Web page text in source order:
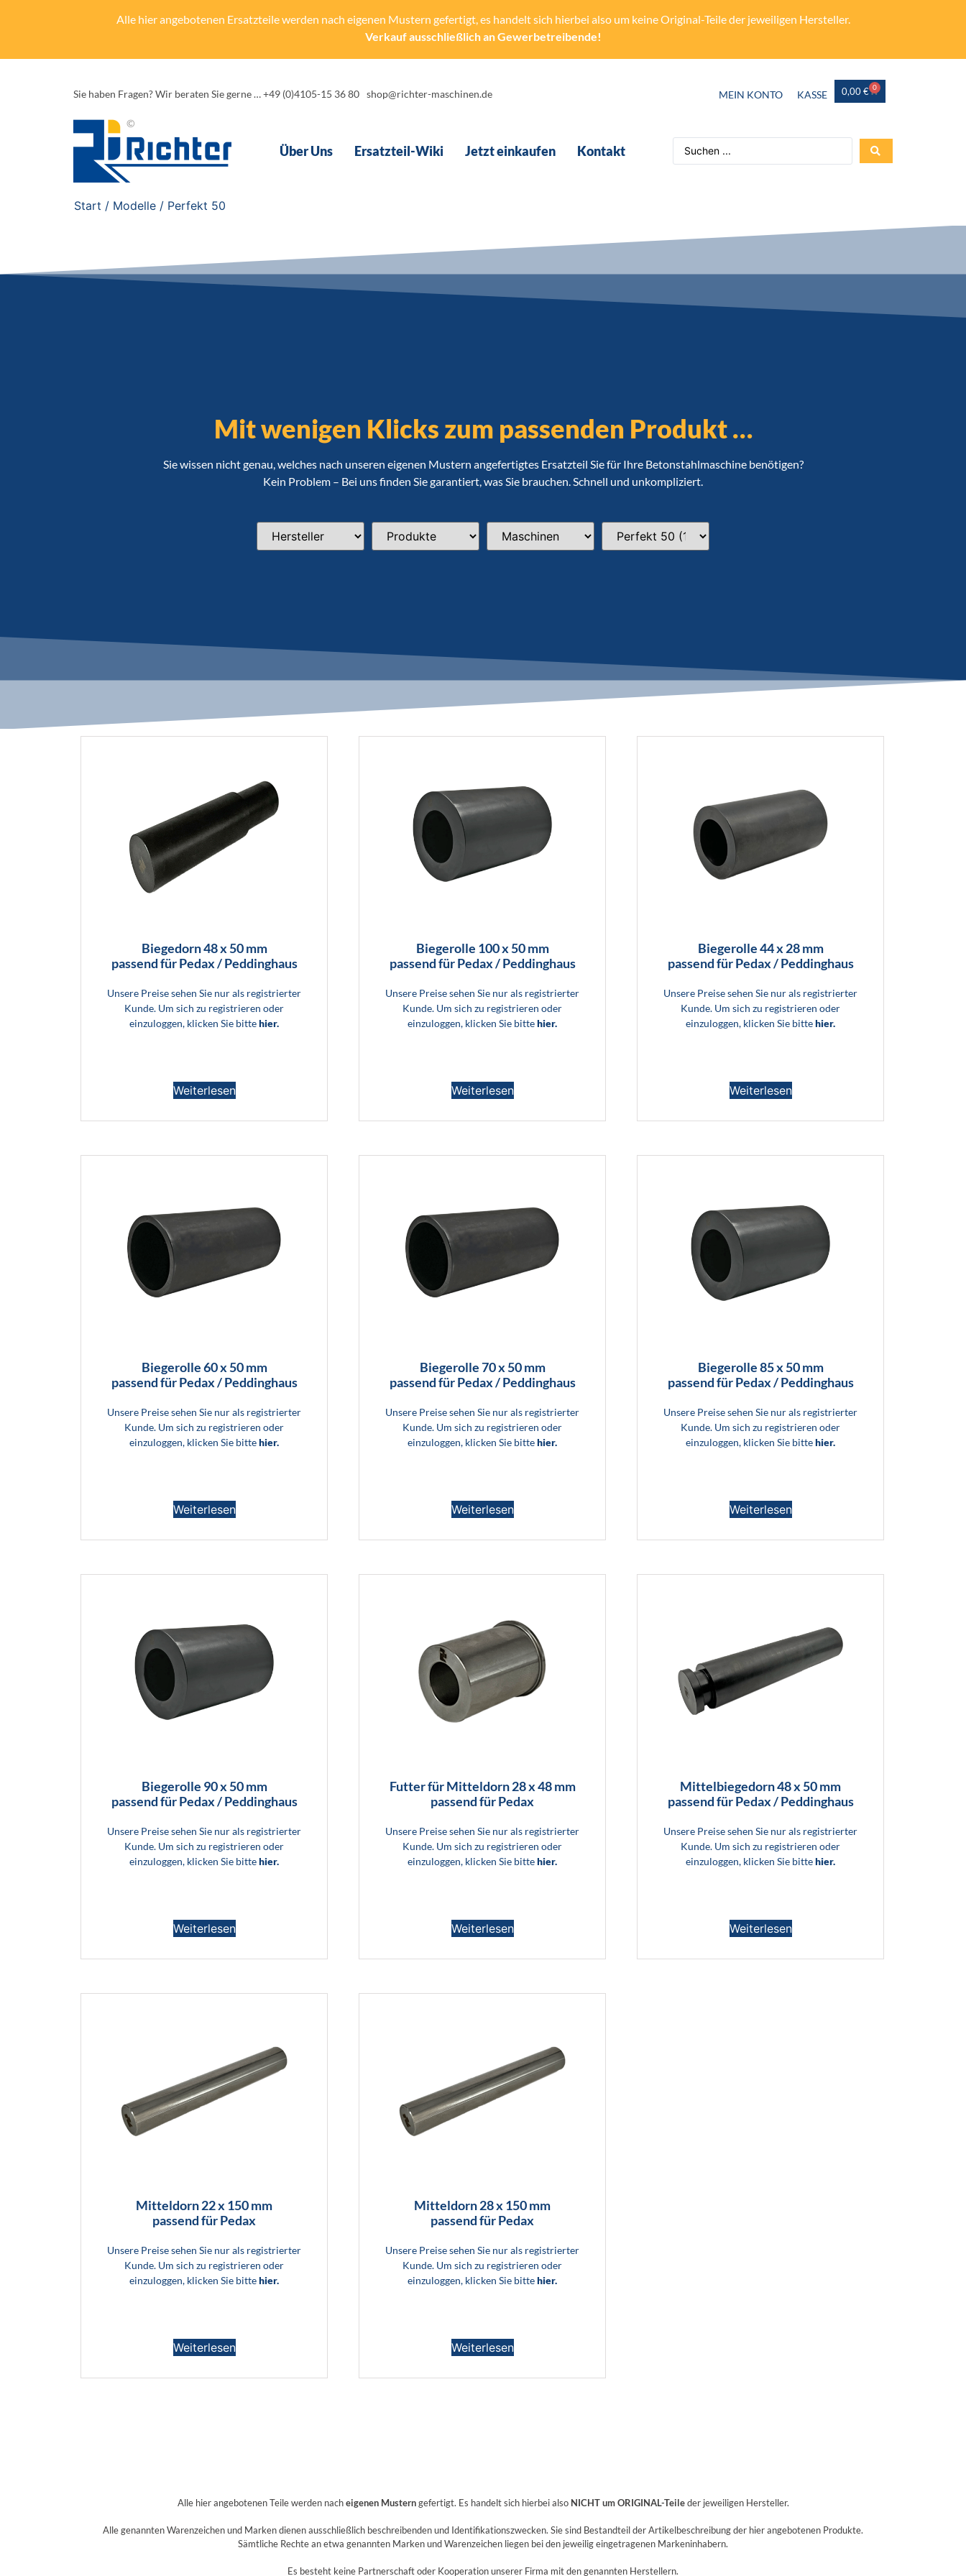
Alle hier angebotenen Ersatzteile werden nach eigenen Mustern gefertigt, es handelt sich hierbei also um keine Original-Teile der jeweiligen Hersteller.
Verkauf ausschließlich an Gewerbetreibende!
Sie haben Fragen? Wir beraten Sie gerne … +49 (0)4105-15 36 80 shop@richter-maschinen.de MEIN KONTO KASSE 0,00€ 0
Über Uns Ersatzteil-Wiki Jetzt einkaufen Kontakt
Start / Modelle / Perfekt 50
Mit wenigen Klicks zum passenden Produkt …
Sie wissen nicht genau, welches nach unseren eigenen Mustern angefertigtes Ersatzteil Sie für Ihre Betonstahlmaschine benötigen?
Kein Problem – Bei uns finden Sie garantiert, was Sie brauchen. Schnell und unkompliziert.
Biegedorn 48 x 50 mm
passend für Pedax / Peddinghaus
Unsere Preise sehen Sie nur als registrierter
Kunde. Um sich zu registrieren oder
einzuloggen, klicken Sie bittehier.
Weiterlesen
Biegerolle 100 x 50 mm
passend für Pedax / Peddinghaus
Unsere Preise sehen Sie nur als registrierter
Kunde. Um sich zu registrieren oder
einzuloggen, klicken Sie bittehier.
Weiterlesen
Biegerolle 44 x 28 mm
passend für Pedax / Peddinghaus
Unsere Preise sehen Sie nur als registrierter
Kunde. Um sich zu registrieren oder
einzuloggen, klicken Sie bittehier.
Weiterlesen
Biegerolle 60 x 50 mm
passend für Pedax / Peddinghaus
Unsere Preise sehen Sie nur als registrierter
Kunde. Um sich zu registrieren oder
einzuloggen, klicken Sie bittehier.
Weiterlesen
Biegerolle 70 x 50 mm
passend für Pedax / Peddinghaus
Unsere Preise sehen Sie nur als registrierter
Kunde. Um sich zu registrieren oder
einzuloggen, klicken Sie bittehier.
Weiterlesen
Biegerolle 85 x 50 mm
passend für Pedax / Peddinghaus
Unsere Preise sehen Sie nur als registrierter
Kunde. Um sich zu registrieren oder
einzuloggen, klicken Sie bittehier.
Weiterlesen
Biegerolle 90 x 50 mm
passend für Pedax / Peddinghaus
Unsere Preise sehen Sie nur als registrierter
Kunde. Um sich zu registrieren oder
einzuloggen, klicken Sie bittehier.
Weiterlesen
Futter für Mitteldorn 28 x 48 mm
passend für Pedax
Unsere Preise sehen Sie nur als registrierter
Kunde. Um sich zu registrieren oder
einzuloggen, klicken Sie bittehier.
Weiterlesen
Mittelbiegedorn 48 x 50 mm
passend für Pedax / Peddinghaus
Unsere Preise sehen Sie nur als registrierter
Kunde. Um sich zu registrieren oder
einzuloggen, klicken Sie bittehier.
Weiterlesen
Mitteldorn 22 x 150 mm
passend für Pedax
Unsere Preise sehen Sie nur als registrierter
Kunde. Um sich zu registrieren oder
einzuloggen, klicken Sie bittehier.
Weiterlesen
Mitteldorn 28 x 150 mm
passend für Pedax
Unsere Preise sehen Sie nur als registrierter
Kunde. Um sich zu registrieren oder
einzuloggen, klicken Sie bittehier.
Weiterlesen
Alle hier angebotenen Teile werden nacheigenen Musterngefertigt. Es handelt sich hierbei also NICHT um ORIGINAL-Teileder jeweiligen Hersteller.
Alle genannten Warenzeichen und Marken dienen ausschließlich beschreibenden und Identifikationszwecken. Sie sind Bestandteil der Artikelbeschreibung der hier angebotenen Produkte.
Sämtliche Rechte an etwa genannten Marken und Warenzeichen liegen bei den jeweilig eingetragenen Markeninhabern.
Es besteht keine Partnerschaft oder Kooperation unserer Firma mit den genannten Herstellern.